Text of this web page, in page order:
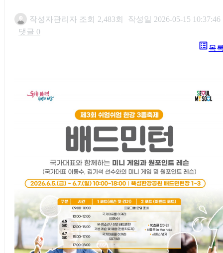
작성자관리자 조회 2,483회 작성일 2026-05-15 10:37:46
댓글 0
list_alt목